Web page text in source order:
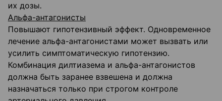
их дозы.
Альфа-антагонисты
Повышают гипотензивный эффект. Одновременное
лечение альфа-антагонистами может вызвать или
усилить симптоматическую гипотензию.
Комбинация дилтиазема и альфа-антагонистов
должна быть заранее взвешена и должна
назначаться только при строгом контроле